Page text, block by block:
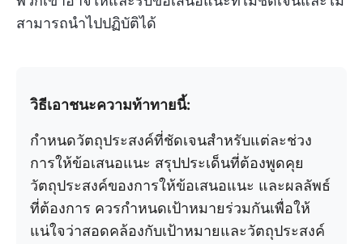
สามารถนำไปปฏิบัติได้
วิธีเอาชนะความท้าทายนี้:
กำหนดวัตถุประสงค์ที่ชัดเจนสำหรับแต่ละช่วง
การให้ข้อเสนอแนะ สรุปประเด็นที่ต้องพูดคุย
วัตถุประสงค์ของการให้ข้อเสนอแนะ และผลลัพธ์
ที่ต้องการ ควรกำหนดเป้าหมายร่วมกันเพื่อให้
แน่ใจว่าสอดคล้องกับเป้าหมายและวัตถุประสงค์